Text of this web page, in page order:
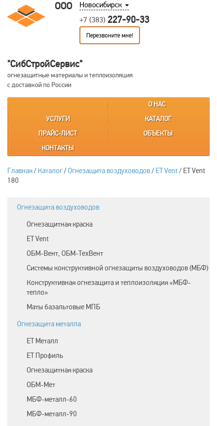
Новосибирск
+7 (383) 227-90-33
Перезвоните мне!
ООО
"СибСтройСервис"
огнезащитные материалы и теплоизоляция
с доставкой по России
О НАС
УСЛУГИ
КАТАЛОГ
ПРАЙС-ЛИСТ
ОБЪЕКТЫ
КОНТАКТЫ
Главная/ Каталог/Огнезащита воздуховодов/ ET Vent / ET Vent
180
Огнезащита воздуховодов
Огнезащитная краска
ET Vent
ОБМ-Вент, ОБМ-ТехВент
Системы конструктивной огнезащиты воздуховодов (МБФ)
Конструктивная огнезащита и теплоизоляция «МБФ-
тепло»
Маты базальтовые МПБ
Огнезащита металла
ЕТ Металл
ET Профиль
Огнезащитная краска
ОБМ-Мет
МБФ-металл-60
МБФ-металл-90